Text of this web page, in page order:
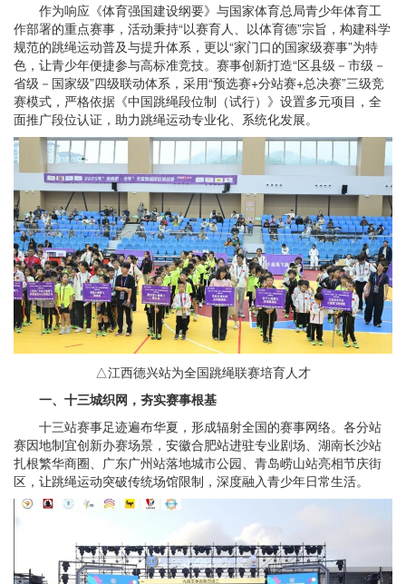
作为响应《体育强国建设纲要》与国家体育总局青少年体育工
作部署的重点赛事，活动秉持“以赛育人、以体育德”宗旨，构建科学
规范的跳绳运动普及与提升体系，更以“家门口的国家级赛事”为特
色，让青少年便捷参与高标准竞技。赛事创新打造“区县级－市级－
省级－国家级”四级联动体系，采用“预选赛+分站赛+总决赛”三级竞
赛模式，严格依据《中国跳绳段位制（试行）》设置多元项目，全
面推广段位认证，助力跳绳运动专业化、系统化发展。
△江西德兴站为全国跳绳联赛培育人才
一、十三城织网，夯实赛事根基
十三站赛事足迹遍布华夏，形成辐射全国的赛事网络。各分站
赛因地制宜创新办赛场景，安徽合肥站进驻专业剧场、湖南长沙站
扎根繁华商圈、广东广州站落地城市公园、青岛崂山站亮相节庆街
区，让跳绳运动突破传统场馆限制，深度融入青少年日常生活。